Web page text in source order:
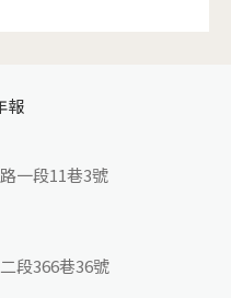
報
一段11巷3號
段366巷36號